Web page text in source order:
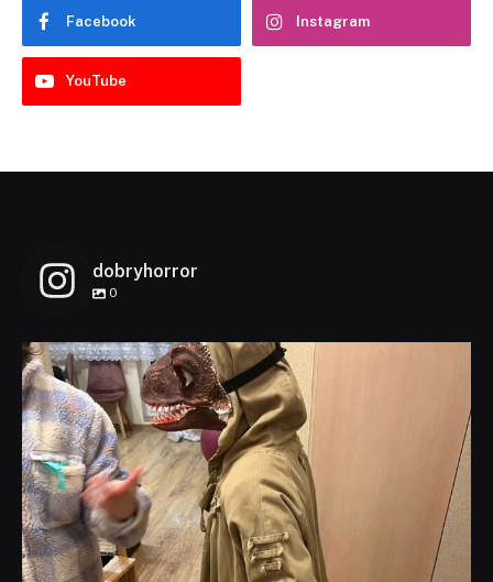
Facebook Instagram
YouTube
dobryhorror
0
dobryhorror
Lis 1